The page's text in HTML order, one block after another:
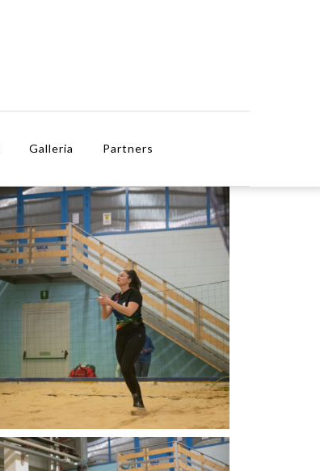
Galleria Partners